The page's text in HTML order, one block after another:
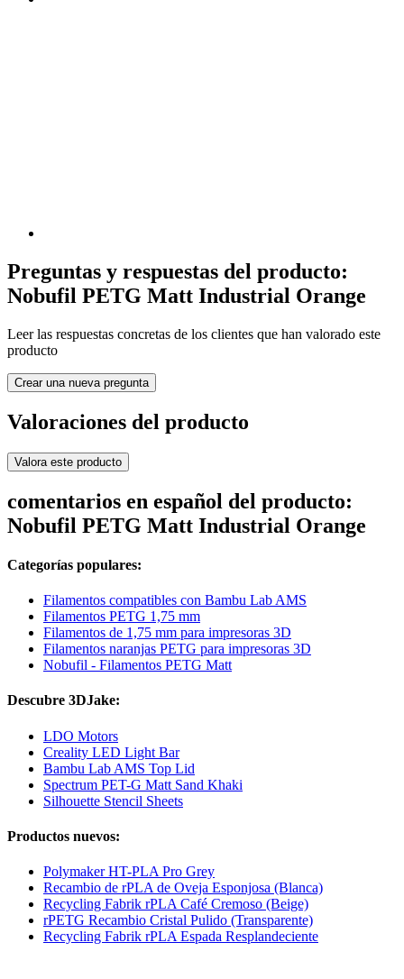
Preguntas y respuestas del producto:
Nobufil PETG Matt Industrial Orange
Leer las respuestas concretas de los clientes que han valorado este
producto
Crear una nueva pregunta
Valoraciones del producto
Valora este producto
comentarios en español del producto:
Nobufil PETG Matt Industrial Orange
Categorías populares:
Filamentos compatibles con Bambu Lab AMS
Filamentos PETG 1,75 mm
Filamentos de 1,75 mm para impresoras 3D
Filamentos naranjas PETG para impresoras 3D
Nobufil - Filamentos PETG Matt
Descubre 3DJake:
LDO Motors
Creality LED Light Bar
Bambu Lab AMS Top Lid
Spectrum PET-G Matt Sand Khaki
Silhouette Stencil Sheets
Productos nuevos:
Polymaker HT-PLA Pro Grey
Recambio de rPLA de Oveja Esponjosa (Blanca)
Recycling Fabrik rPLA Café Cremoso (Beige)
rPETG Recambio Cristal Pulido (Transparente)
Recycling Fabrik rPLA Espada Resplandeciente